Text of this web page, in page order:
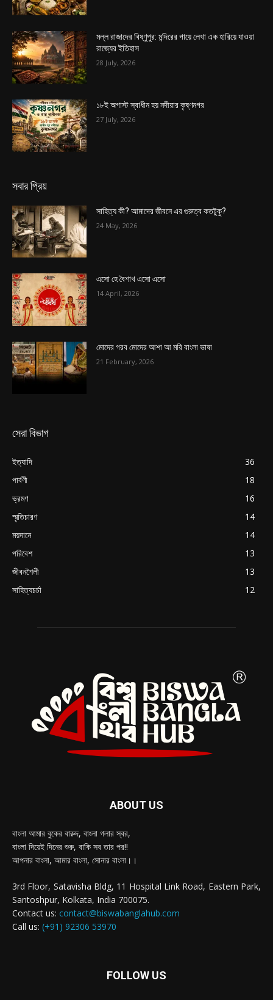
মল্ল রাজাদের বিষ্ণুপুর: মন্দিরের গায়ে লেখা এক হারিয়ে যাওয়া
রাজ্যের ইতিহাস
28 July, 2026
১৮ই অগাস্ট স্বাধীন হয় নদীয়ার কৃষ্ণনগর
27 July, 2026
সবার প্রিয়
সাহিত্য কী? আমাদের জীবনে এর গুরুত্ব কতটুকু?
24 May, 2026
এসো হে বৈশাখ এসো এসো
14 April, 2026
মোদের গরব মোদের আশা আ মরি বাংলা ভাষা
21 February, 2026
সেরা বিভাগ
ইত্যাদি
36
পার্বণী
18
ভ্রমণ
16
স্মৃতিচারণ
14
ময়দানে
14
পরিবেশ
13
জীবনশৈলী
13
সাহিত্যচর্চা
12
ABOUT US
বাংলা আমার বুকের বারুদ, বাংলা গলার স্বর,
বাংলা দিয়েই দিনের শুরু, বাকি সব তার পর!!
আপনার বাংলা, আমার বাংলা, সোনার বাংলা।।
3rd Floor, Satavisha Bldg, 11 Hospital Link Road, Eastern Park,
Santoshpur, Kolkata, India 700075.
Contact us: contact@biswabanglahub.com
Call us: (+91) 92306 53970
FOLLOW US